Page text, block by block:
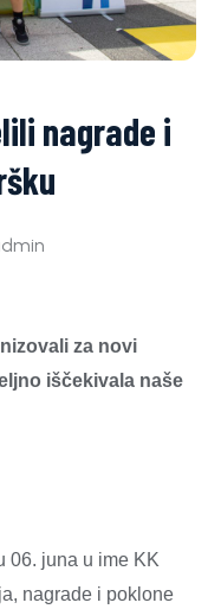
nagrade i
za novi
iščekivala naše
06. juna u ime KK
nagrade i poklone